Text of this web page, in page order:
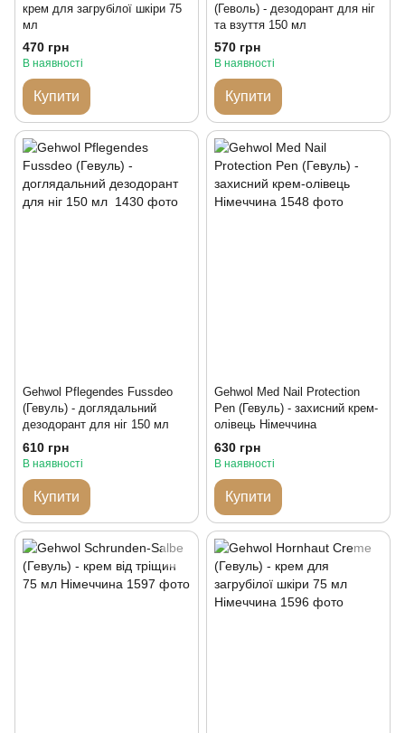
крем для загрубілої шкіри 75
мл
470 грн
В наявності
Купити
(Геволь) - дезодорант для ніг
та взуття 150 мл
570 грн
В наявності
Купити
Gehwol Pflegendes Fussdeo
(Гевуль) - доглядальний
дезодорант для ніг 150 мл
610 грн
В наявності
Купити
Gehwol Med Nail Protection
Pen (Гевуль) - захисний крем-
олівець Німеччина
630 грн
В наявності
Купити